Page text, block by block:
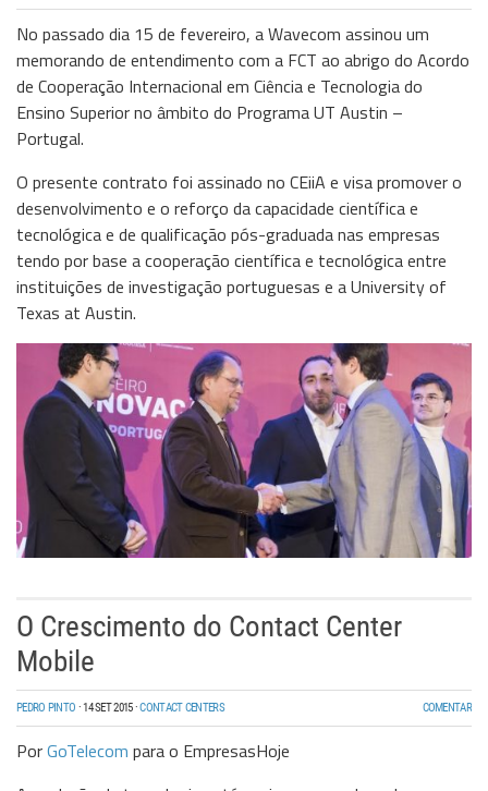
Hosting/Cloud
I&D
Opinião
Storage
Wireless
Informação
No passado dia 15 de fevereiro, a Wavecom assinou um
memorando de entendimento com a FCT ao abrigo do Acordo
de Cooperação Internacional em Ciência e Tecnologia do
Ensino Superior no âmbito do Programa UT Austin –
Portugal.
O presente contrato foi assinado no CEiiA e visa promover o
desenvolvimento e o reforço da capacidade científica e
tecnológica e de qualificação pós-graduada nas empresas
tendo por base a cooperação científica e tecnológica entre
instituições de investigação portuguesas e a University of
Texas at Austin.
O Crescimento do Contact Center
Mobile
PEDRO PINTO ·14 SET 2015·CONTACT CENTERS COMENTAR
PorGoTelecom para o EmpresasHoje